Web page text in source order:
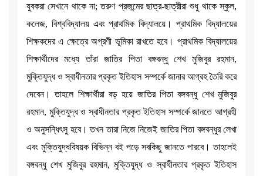
যুবকরা সেখানে থাকে না; তরুণ প্রজন্মের ছাত্র-ছাত্রীরা শুধু থাকে স্কুল,
কলেজ, বিশ্ববিদ্যালয় এবং প্রাথমিক বিদ্যালয়ে। প্রাথমিক বিদ্যালয়ের
শিক্ষকদের এ ক্ষেত্রে অগ্রণী ভূমিকা রাখতে হবে। প্রাথমিক বিদ্যালয়ের
শিক্ষার্থীদের মধ্যে তাঁরা জাতির পিতা বঙ্গবন্ধু শেখ মুজিবুর রহমান,
মুক্তিযুদ্ধ ও স্বাধীনতার প্রকৃত ইতিহাস সম্পর্কে জানার আগ্রহ তৈরি করে
দেবেন। তাহলে শিক্ষার্থীরা বড় হয়ে জাতির পিতা বঙ্গবন্ধু শেখ মুজিবুর
রহমান, মুক্তিযুদ্ধ ও স্বাধীনতার প্রকৃত ইতিহাস সম্পর্কে জানতে আগ্রহী
ও অনুসন্ধিৎসু হবে। তখন তারা নিজে নিজেই জাতির পিতা বঙ্গবন্ধুর লেখা
এবং মুক্তিযুদ্ধবিষয়ক বিভিন্ন বই পড়ে সবকিছু জানতে পারবে। তাহলেই
বঙ্গবন্ধু শেখ মুজিবুর রহমান, মুক্তিযুদ্ধ ও স্বাধীনতার প্রকৃত ইতিহাস